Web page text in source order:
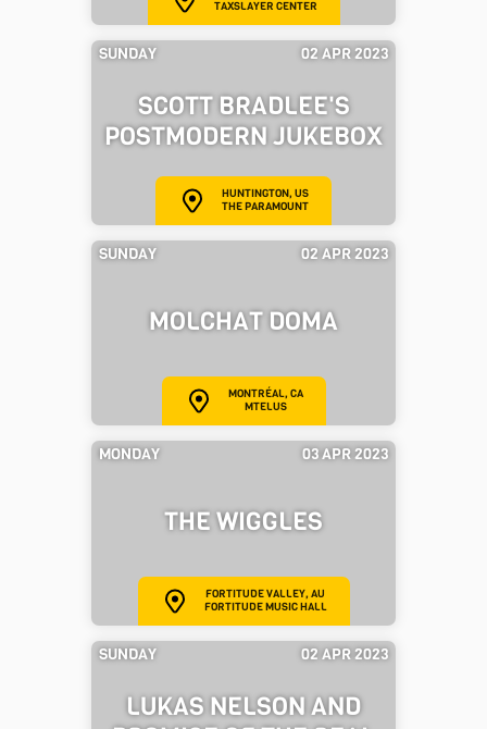
TAXSLAYER CENTER
SUNDAY 02 APR 2023
SCOTT BRADLEE'S
POSTMODERN JUKEBOX
HUNTINGTON, US
THE PARAMOUNT
SUNDAY 02 APR 2023
MOLCHAT DOMA
MONTRÉAL, CA
MTELUS
MONDAY 03 APR 2023
THE WIGGLES
FORTITUDE VALLEY, AU
FORTITUDE MUSIC HALL
SUNDAY 02 APR 2023
LUKAS NELSON AND